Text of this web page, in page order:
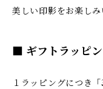
美しい印影をお楽しみ
■ ギフトラッピ
１ラッピングにつき